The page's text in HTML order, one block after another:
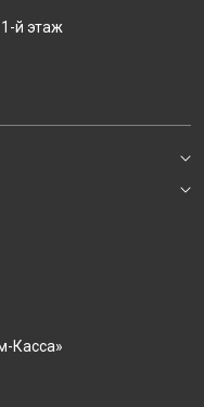
й этаж
Касса»